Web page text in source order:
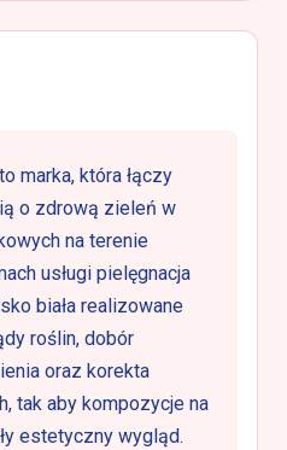
marka, która łączy
o zdrową zieleń w
na terenie
usługi pielęgnacja
biała realizowane
roślin, dobór
oraz korekta
tak aby kompozycje na
estetyczny wygląd.